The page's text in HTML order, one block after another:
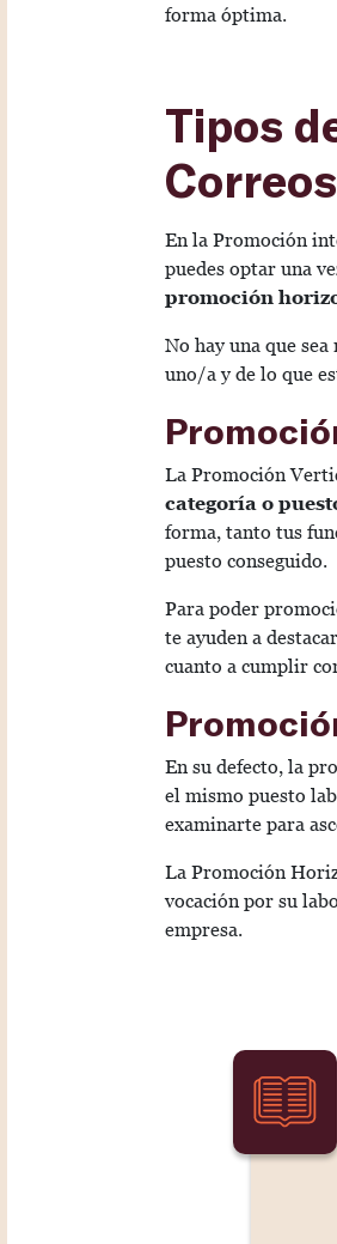
forma óptima.
Tipos
Correos
En la Promoción
puedes optar una
promoción
No hay una que
uno/a y de lo que
La Promoción
categoría o
forma, tanto tus
puesto conseguido.
Para poder
te ayuden a
cuanto a cumplir
En su defecto, la
el mismo puesto
examinarte para
La Promoción
vocación por su
empresa.